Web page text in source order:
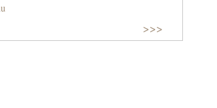
>>>